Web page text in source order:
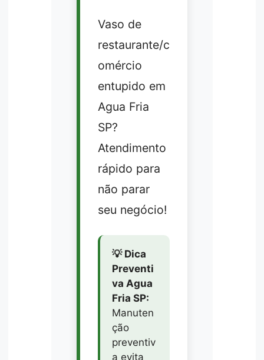
Vaso de
restaurante/c
omércio
entupido em
Agua Fria
SP?
Atendimento
rápido para
não parar
seu negócio!
💡 Dica
Preventi
va Agua
Fria SP:
Manuten
ção
preventiv
a evita